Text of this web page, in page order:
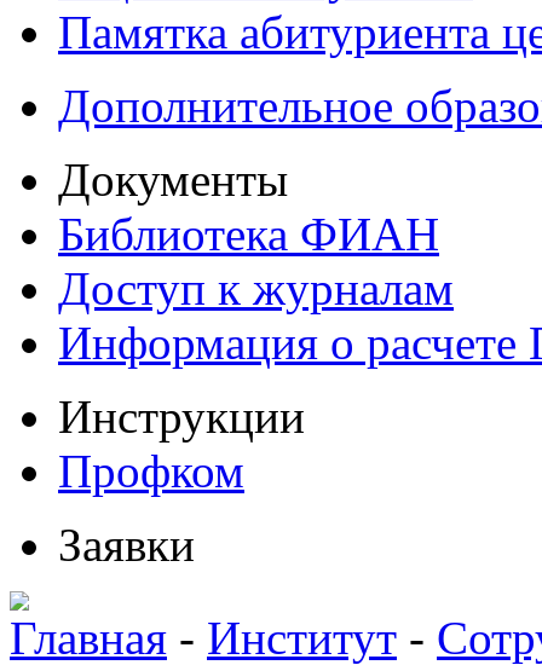
Памятка абитуриента
Дополнительное
Документы
Библиотека ФИАН
Доступ к журналам
Информация о
Инструкции
Профком
Заявки
Главная - Институт -